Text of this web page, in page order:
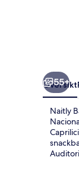
55+
Oversikt
Naitly